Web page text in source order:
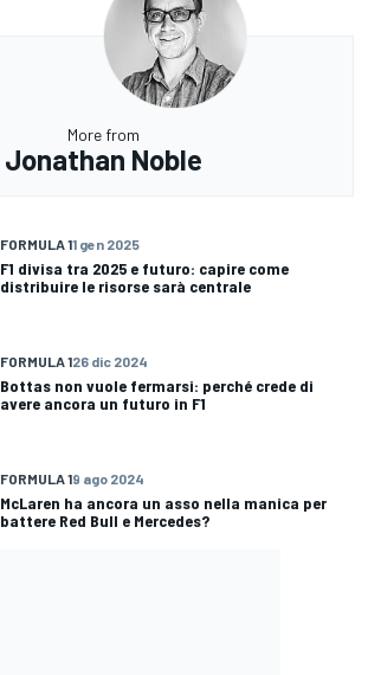
More from
Jonathan Noble
FORMULA 11 gen 2025
F1 divisa tra 2025 e futuro: capire come
distribuire le risorse sarà centrale
FORMULA 126 dic 2024
Bottas non vuole fermarsi: perché crede di
avere ancora un futuro in F1
FORMULA 19 ago 2024
McLaren ha ancora un asso nella manica per
battere Red Bull e Mercedes?